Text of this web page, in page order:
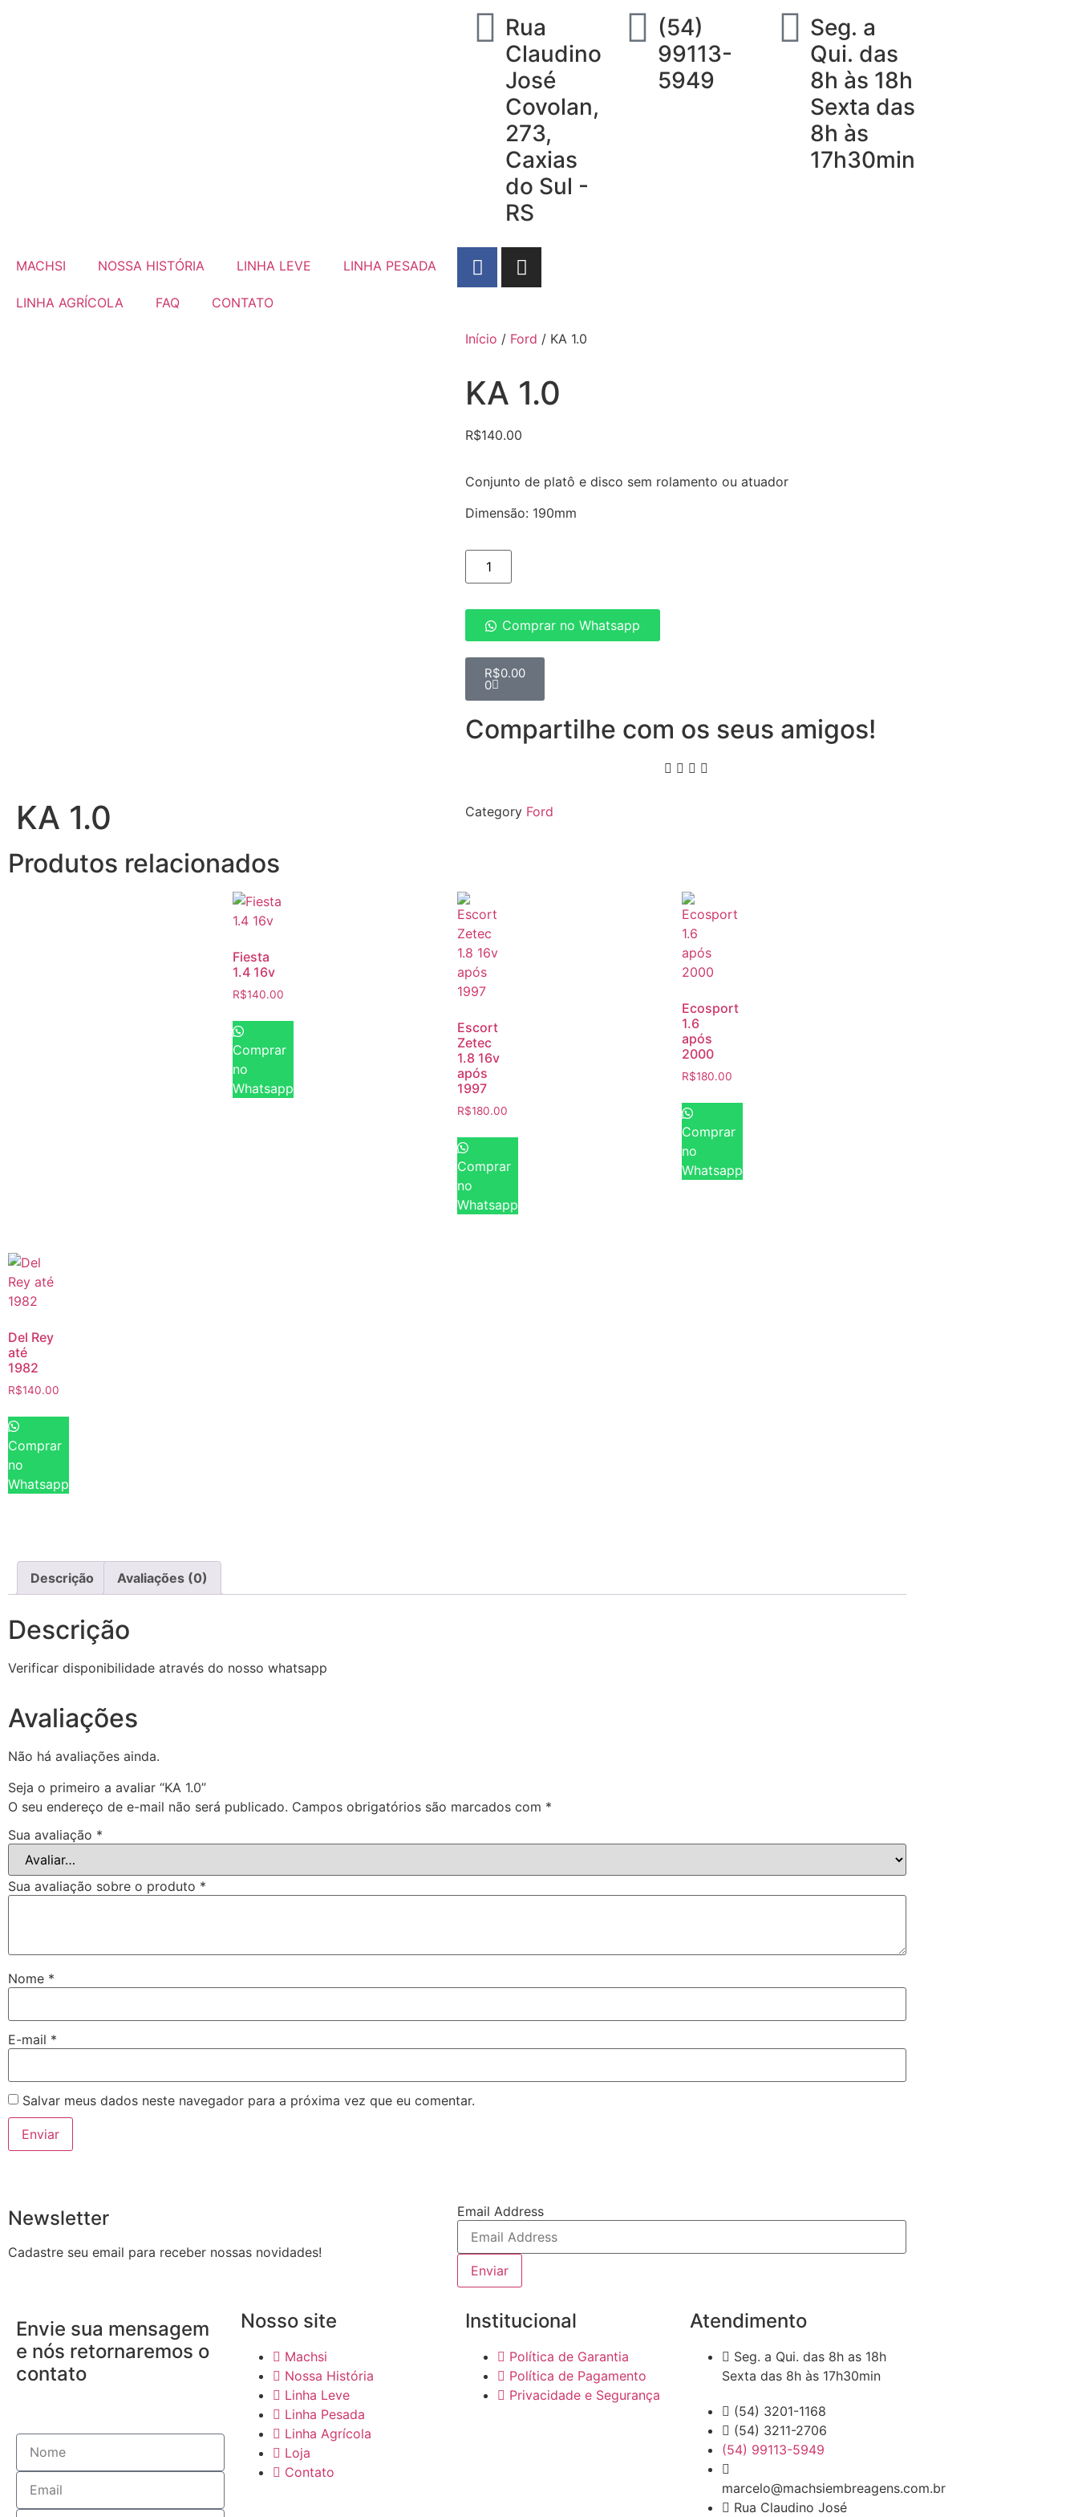
Rua
Claudino
José
Covolan,
273,
Caxias
do Sul -
RS
(54)
99113-
5949
Seg. a
Qui. das
8h às 18h
Sexta das
8h às
17h30min
MACHSI NOSSA HISTÓRIA LINHA LEVE LINHA PESADA
LINHA AGRÍCOLA FAQ CONTATO
Início / Ford / KA 1.0
KA 1.0
R$140.00
Conjunto de platô e disco sem rolamento ou atuador
Dimensão: 190mm
Comprar no Whatsapp
R$0.00
0
Compartilhe com os seus amigos!
KA 1.0 Category Ford
Produtos relacionados
Fiesta
1.4 16v
R$140.00
Comprar
no
Whatsapp
Escort
Zetec
1.8 16v
após
1997
R$180.00
Comprar
no
Whatsapp
Ecosport
1.6
após
2000
R$180.00
Comprar
no
Whatsapp
Del Rey
até
1982
R$140.00
Comprar
no
Whatsapp
Descrição Avaliações (0)
Descrição
Verificar disponibilidade através do nosso whatsapp
Avaliações
Não há avaliações ainda.
Seja o primeiro a avaliar “KA 1.0”
O seu endereço de e-mail não será publicado. Campos obrigatórios são marcados com *
Sua avaliação *
Sua avaliação sobre o produto *
Nome *
E-mail *
Salvar meus dados neste navegador para a próxima vez que eu comentar.
Newsletter
Cadastre seu email para receber nossas novidades!
Email Address
Enviar
Envie sua mensagem
e nós retornaremos o
contato
Nosso site
Machsi
Nossa História
Linha Leve
Linha Pesada
Linha Agrícola
Loja
Contato
Institucional
Política de Garantia
Política de Pagamento
Privacidade e Segurança
Atendimento
Seg. a Qui. das 8h as 18h
Sexta das 8h às 17h30min
(54) 3201-1168
(54) 3211-2706
(54) 99113-5949
marcelo@machsiembreagens.com.br
Rua Claudino José